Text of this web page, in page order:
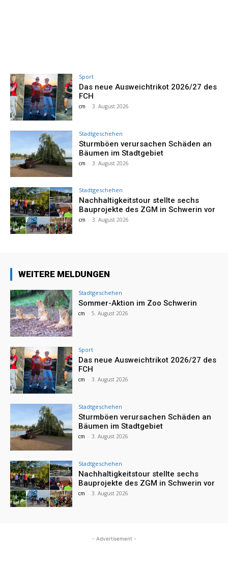
Sport
Das neue Ausweichtrikot 2026/27 des
FCH
cm - 3. August 2026
Stadtgeschehen
Sturmböen verursachen Schäden an
Bäumen im Stadtgebiet
cm - 3. August 2026
Stadtgeschehen
Nachhaltigkeitstour stellte sechs
Bauprojekte des ZGM in Schwerin vor
cm - 3. August 2026
WEITERE MELDUNGEN
Stadtgeschehen
Sommer-Aktion im Zoo Schwerin
cm - 5. August 2026
Sport
Das neue Ausweichtrikot 2026/27 des
FCH
cm - 3. August 2026
Stadtgeschehen
Sturmböen verursachen Schäden an
Bäumen im Stadtgebiet
cm - 3. August 2026
Stadtgeschehen
Nachhaltigkeitstour stellte sechs
Bauprojekte des ZGM in Schwerin vor
cm - 3. August 2026
- Advertisement -